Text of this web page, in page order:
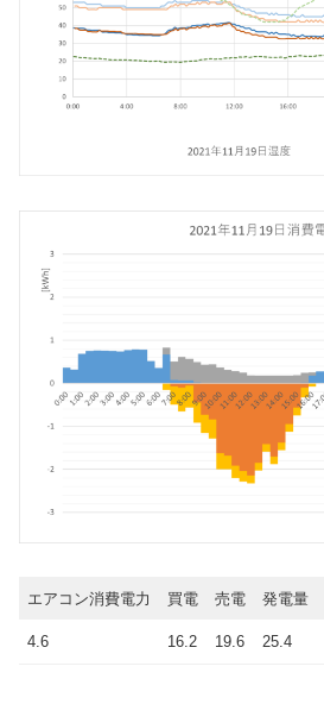
エアコン消費電力 買電 売電 発電量
4.6 16.2 19.6 25.4